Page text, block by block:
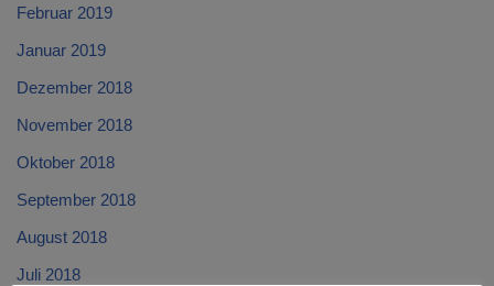
Februar 2019
Januar 2019
Dezember 2018
November 2018
Oktober 2018
September 2018
August 2018
Juli 2018